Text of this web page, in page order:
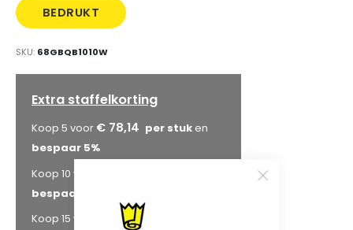
BEDRUKT
SKU 68GBQB1010W
Extra staffelkorting
Koop 5 voor € 78,14
en
bespaar 5%
Koop 10 voor
bespaar
Koop 15 voor
€ 74,03